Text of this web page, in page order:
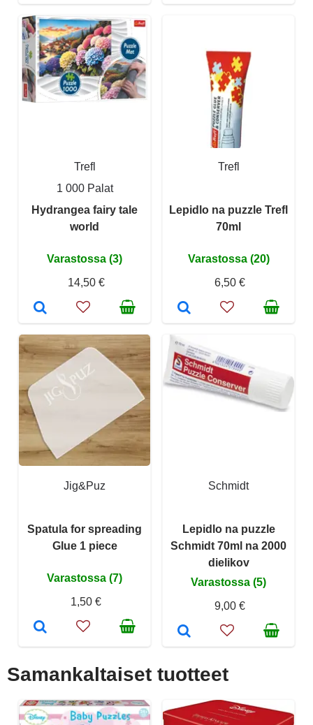
Trefl
1 000 Palat
Hydrangea fairy tale
world
Varastossa (3)
14,50 €
Trefl
Lepidlo na puzzle Trefl
70ml
Varastossa (20)
6,50 €
Jig&Puz
Spatula for spreading
Glue 1 piece
Varastossa (7)
1,50 €
Schmidt
Lepidlo na puzzle
Schmidt 70ml na 2000
dielikov
Varastossa (5)
9,00 €
Samankaltaiset tuotteet